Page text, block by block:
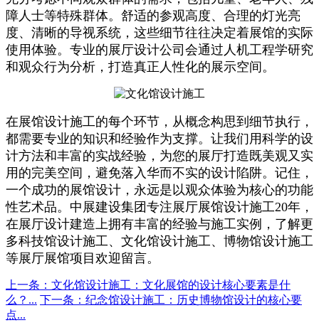
障人士等特殊群体。舒适的参观高度、合理的灯光亮
度、清晰的导视系统，这些细节往往决定着展馆的实际
使用体验。专业的展厅设计公司会通过人机工程学研究
和观众行为分析，打造真正人性化的展示空间。
在展馆设计施工的每个环节，从概念构思到细节执行，
都需要专业的知识和经验作为支撑。让我们用科学的设
计方法和丰富的实战经验，为您的展厅打造既美观又实
用的完美空间，避免落入华而不实的设计陷阱。记住，
一个成功的展馆设计，永远是以观众体验为核心的功能
性艺术品。中展建设集团专注展厅展馆设计施工20年，
在展厅设计建造上拥有丰富的经验与施工实例，了解更
多科技馆设计施工、文化馆设计施工、博物馆设计施工
等展厅展馆项目欢迎留言。
上一条：文化馆设计施工：文化展馆的设计核心要素是什
么？... 下一条：纪念馆设计施工：历史博物馆设计的核心要
点...